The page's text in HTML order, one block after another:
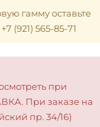
гамму оставьте
(921) 565-85-71
при
При заказе на
пр. 34/16)